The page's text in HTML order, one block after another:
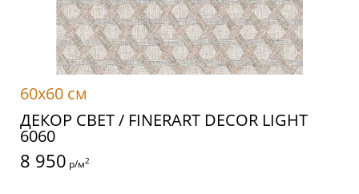
60x60 см
ДЕКОР СВЕТ / FINERART DECOR LIGHT
6060
8 950 р/м2